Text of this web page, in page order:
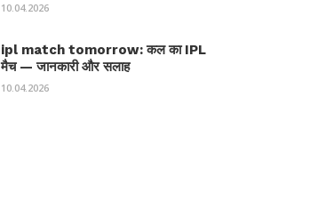
10.04.2026
ipl match tomorrow: कल का IPL
मैच — जानकारी और सलाह
10.04.2026